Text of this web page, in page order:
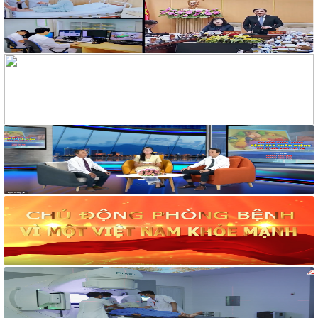
V/v Mời báo giá in banner trang trí cho hoạt động phòng,
chống tác hại của thuốc lá
319/BCH-HCKT
và tập huấn phòng, chống tác hại của thuốc lá
2169/VHXH
V/v mời báo giá thuê âm thanh, ánh sáng, loa và micro tuyên
truyền hoạt động mít tinh Hưởng ứng Tuần lễ Quốc gia không
khói thuốc lá năm 2026
2182/VHXH
V/v mời báo giá dịch vụ In ấn tổ chức mít tinh Hưởng ứng
Tuần lễ Quốc gia không khói thuốc lá năm 2026
117/2025/QH15
Luật Bảo vệ bí mật nhà nước
63/2026/NĐ-CP
Nghị định Quy định chi tiết một số điều và biện pháp thi hành